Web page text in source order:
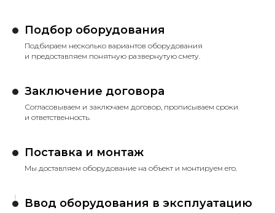
Подбор оборудования
Подбираем несколько вариантов оборудования
и предоставляем понятную развернутую смету.
Заключение договора
Согласовываем и заключаем договор, прописываем сроки
и ответственность.
Поставка и монтаж
Мы доставляем оборудование на объект и монтируем его.
Ввод оборудования в эксплуатацию